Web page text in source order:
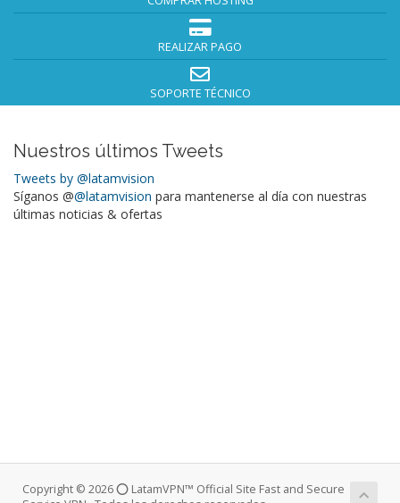
REALIZAR PAGO
SOPORTE TÉCNICO
Nuestros últimos Tweets
Tweets by @latamvision
Síganos @@latamvision para mantenerse al día con nuestras
últimas noticias & ofertas
Copyright © 2026 ⭕ LatamVPN™ Official Site Fast and Secure